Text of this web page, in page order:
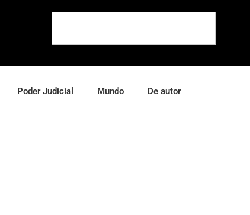
Poder Judicial Mundo De autor